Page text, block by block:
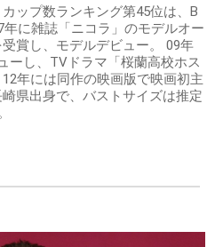
ップ数ランキング第45位は、B
に雑誌「ニコラ」のモデルオー
賞し、モデルデビュー。 09年
ーし、TVドラマ「桜蘭高校ホス
年には同作の映画版で映画初主
県出身で、バストサイズは推定